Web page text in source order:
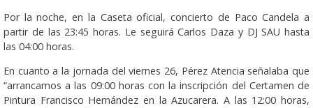
Por la noche, en la Caseta oficial, concierto de Paco Candela a
partir de las 23:45 horas. Le seguirá Carlos Daza y DJ SAU hasta
las 04:00 horas.
En cuanto a la jornada del viernes 26, Pérez Atencia señalaba que
“arrancamos a las 09:00 horas con la inscripción del Certamen de
Pintura Francisco Hernández en la Azucarera. A las 12:00 horas,